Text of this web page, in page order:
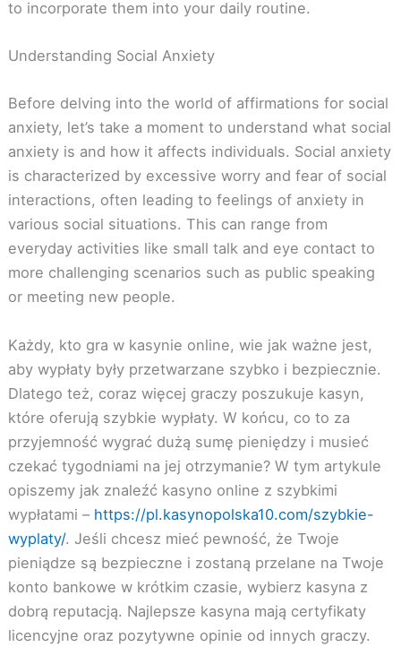
to incorporate them into your daily routine.
Understanding Social Anxiety
Before delving into the world of affirmations for social
anxiety, let’s take a moment to understand what social
anxiety is and how it affects individuals. Social anxiety
is characterized by excessive worry and fear of social
interactions, often leading to feelings of anxiety in
various social situations. This can range from
everyday activities like small talk and eye contact to
more challenging scenarios such as public speaking
or meeting new people.
Każdy, kto gra w kasynie online, wie jak ważne jest,
aby wypłaty były przetwarzane szybko i bezpiecznie.
Dlatego też, coraz więcej graczy poszukuje kasyn,
które oferują szybkie wypłaty. W końcu, co to za
przyjemność wygrać dużą sumę pieniędzy i musieć
czekać tygodniami na jej otrzymanie? W tym artykule
opiszemy jak znaleźć kasyno online z szybkimi
wypłatami – https://pl.kasynopolska10.com/szybkie-
wyplaty/. Jeśli chcesz mieć pewność, że Twoje
pieniądze są bezpieczne i zostaną przelane na Twoje
konto bankowe w krótkim czasie, wybierz kasyna z
dobrą reputacją. Najlepsze kasyna mają certyfikaty
licencyjne oraz pozytywne opinie od innych graczy.